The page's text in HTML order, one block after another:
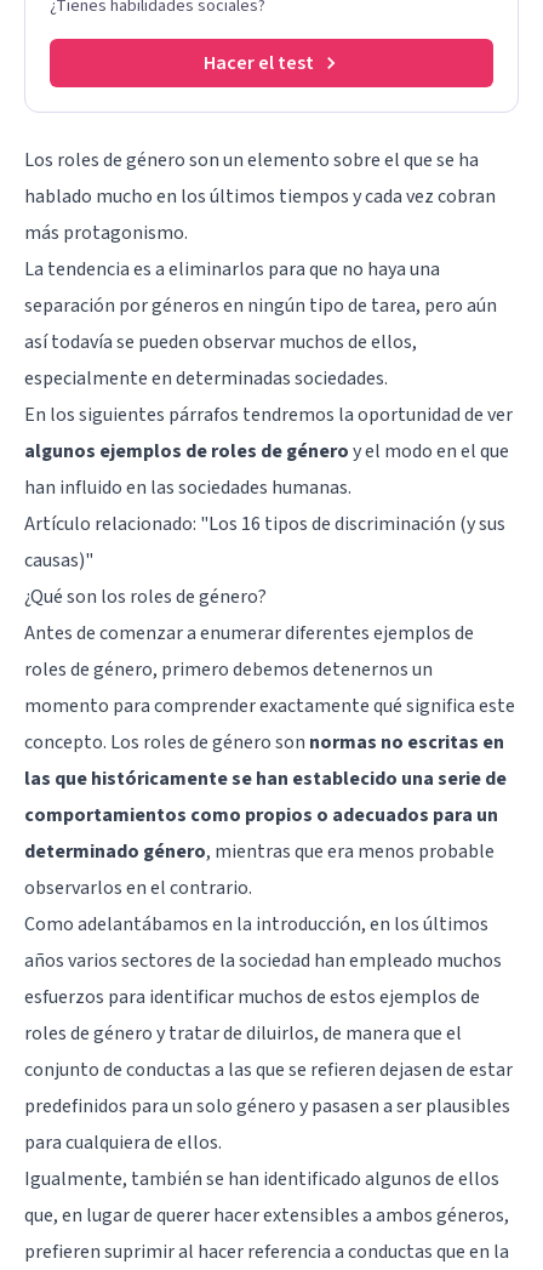
¿Tienes habilidades sociales?
Hacer el test
Los roles de género son un elemento sobre el que se ha
hablado mucho en los últimos tiempos y cada vez cobran
más protagonismo.
La tendencia es a eliminarlos para que no haya una
separación por géneros en ningún tipo de tarea, pero aún
así todavía se pueden observar muchos de ellos,
especialmente en determinadas sociedades.
En los siguientes párrafos tendremos la oportunidad de ver
algunos ejemplos de roles de géneroy el modo en el que
han influido en las sociedades humanas.
Artículo relacionado: "Los 16 tipos de discriminación (y sus
causas)"
¿Qué son los roles de género?
Antes de comenzar a enumerar diferentes ejemplos de
roles de género, primero debemos detenernos un
momento para comprender exactamente qué significa este
concepto. Los roles de género son normas no escritas en
las que históricamente se han establecido una serie de
comportamientos como propios o adecuados para un
determinado género, mientras que era menos probable
observarlos en el contrario.
Como adelantábamos en la introducción, en los últimos
años varios sectores de la sociedad han empleado muchos
esfuerzos para identificar muchos de estos ejemplos de
roles de género y tratar de diluirlos, de manera que el
conjunto de conductas a las que se refieren dejasen de estar
predefinidos para un solo género y pasasen a ser plausibles
para cualquiera de ellos.
Igualmente, también se han identificado algunos de ellos
que, en lugar de querer hacer extensibles a ambos géneros,
prefieren suprimir al hacer referencia a conductas que en la